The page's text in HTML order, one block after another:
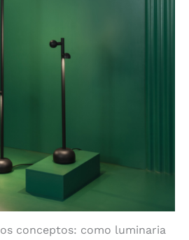
conceptos: como luminaria